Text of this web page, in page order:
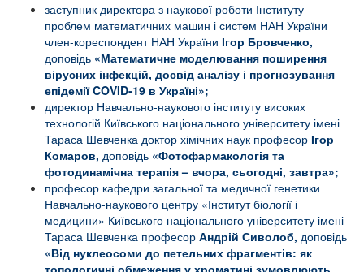
заступник директора з наукової роботи Інституту
проблем математичних машин і систем НАН України
член-кореспондент НАН України Ігор Бровченко,
доповідь «Математичне моделювання поширення
вірусних інфекцій, досвід аналізу і прогнозування
епідемії COVID-19 в Україні»;
директор Навчально-наукового інституту високих
технологій Київського національного університету імені
Тараса Шевченка доктор хімічних наук професор Ігор
Комаров, доповідь «Фотофармакологія та
фотодинамічна терапія – вчора, сьогодні, завтра»;
професор кафедри загальної та медичної генетики
Навчально-наукового центру «Інститут біології і
медицини» Київського національного університету імені
Тараса Шевченка професор Андрій Сиволоб, доповідь
«Від нуклеосоми до петельних фрагментів: як
топологичні обмеження у хроматині зумовлюють